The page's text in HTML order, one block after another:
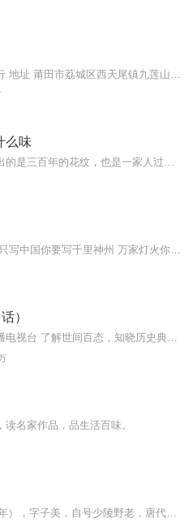
么味
）
名家作品，品生活百味。